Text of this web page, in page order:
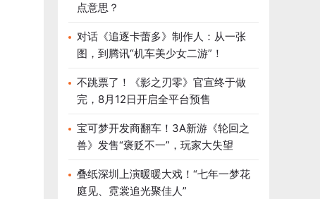
点意思？
对话《追逐卡蕾多》制作人：从一张
图，到腾讯“机车美少女二游”！
不跳票了！《影之刃零》官宣终于做
完，8月12日开启全平台预售
宝可梦开发商翻车！3A新游《轮回之
兽》发售“褒贬不一”，玩家大失望
叠纸深圳上演暖暖大戏！“七年一梦花
庭见、霓裳追光聚佳人”